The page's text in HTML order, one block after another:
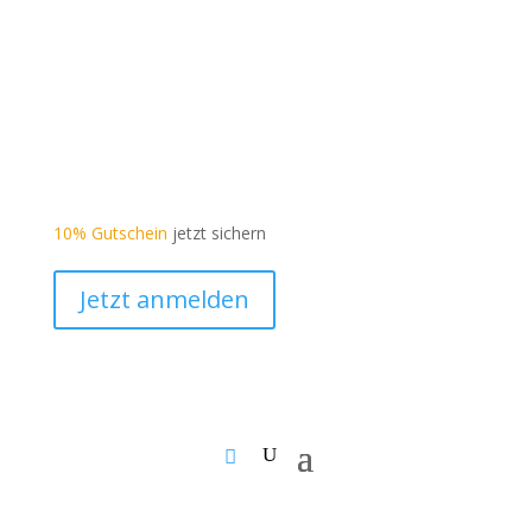
10% Gutschein jetzt sichern
Jetzt anmelden